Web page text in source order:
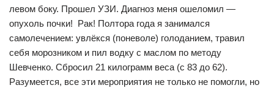
левом боку. Прошел УЗИ. Диагноз меня ошеломил —
опухоль почки! Рак! Полтора года я занимался
самолечением: увлёкся (поневоле) голоданием, травил
себя морозником и пил водку с маслом по методу
Шевченко. Сбросил 21 килограмм веса (с 83 до 62).
Разумеется, все эти мероприятия не только не помогли, но